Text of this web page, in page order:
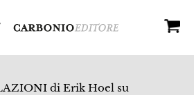
di Erik Hoel su